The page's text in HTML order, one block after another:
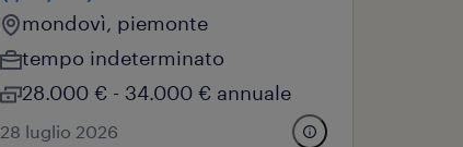
mondovì, piemonte
tempo indeterminato
28.000 € - 34.000 € annuale
28 luglio 2026